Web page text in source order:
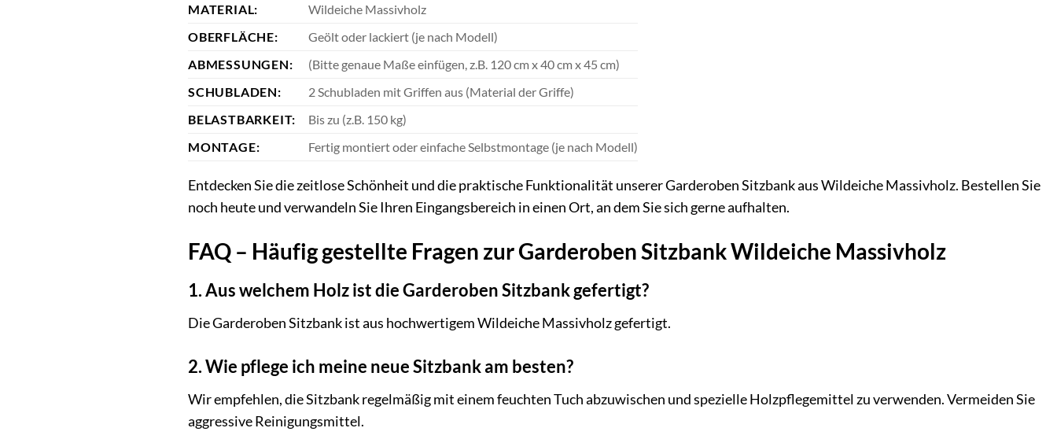
MATERIAL:
Wildeiche Massivholz
OBERFLÄCHE:
Geölt oder lackiert (je nach Modell)
ABMESSUNGEN:
(Bitte genaue Maße einfügen, z.B. 120 cm x 40 cm x 45 cm)
SCHUBLADEN:
2 Schubladen mit Griffen aus (Material der Griffe)
BELASTBARKEIT:
Bis zu (z.B. 150 kg)
MONTAGE:
Fertig montiert oder einfache Selbstmontage (je nach Modell)
Entdecken Sie die zeitlose Schönheit und die praktische Funktionalität unserer Garderoben Sitzbank aus Wildeiche Massivholz. Bestellen Sie
noch heute und verwandeln Sie Ihren Eingangsbereich in einen Ort, an dem Sie sich gerne aufhalten.
FAQ – Häufig gestellte Fragen zur Garderoben Sitzbank Wildeiche Massivholz
1. Aus welchem Holz ist die Garderoben Sitzbank gefertigt?
Die Garderoben Sitzbank ist aus hochwertigem Wildeiche Massivholz gefertigt.
2. Wie pflege ich meine neue Sitzbank am besten?
Wir empfehlen, die Sitzbank regelmäßig mit einem feuchten Tuch abzuwischen und spezielle Holzpflegemittel zu verwenden. Vermeiden Sie
aggressive Reinigungsmittel.